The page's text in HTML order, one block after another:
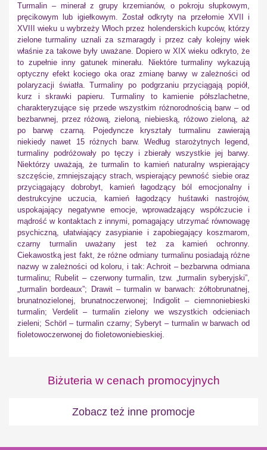
Turmalin – minerał z grupy krzemianów, o pokroju słupkowym,
pręcikowym lub igiełkowym. Został odkryty na przełomie XVII i
XVIII wieku u wybrzeży Włoch przez holenderskich kupców, którzy
zielone turmaliny uznali za szmaragdy i przez cały kolejny wiek
właśnie za takowe były uważane. Dopiero w XIX wieku odkryto, że
to zupełnie inny gatunek minerału. Niektóre turmaliny wykazują
optyczny efekt kociego oka oraz zmianę barwy w zależności od
polaryzacji światła. Turmaliny po podgrzaniu przyciągają popiół,
kurz i skrawki papieru. Turmaliny to kamienie półszlachetne,
charakteryzujące się przede wszystkim różnorodnością barw – od
bezbarwnej, przez różową, zieloną, niebieską, różowo zieloną, aż
po barwę czarną. Pojedyncze kryształy turmalinu zawierają
niekiedy nawet 15 różnych barw. Według starożytnych legend,
turmaliny podróżowały po tęczy i zbierały wszystkie jej barwy.
Niektórzy uważają, że turmalin to kamień naturalny wspierający
szczęście, zmniejszający strach, wspierający pewność siebie oraz
przyciągający dobrobyt, kamień łagodzący ból emocjonalny i
destrukcyjne uczucia, kamień łagodzący huśtawki nastrojów,
uspokajający negatywne emocje, wprowadzający współczucie i
mądrość w kontaktach z innymi, pomagający utrzymać równowagę
psychiczną, ułatwiający zasypianie i zapobiegający koszmarom,
czarny turmalin uważany jest też za kamień ochronny.
Ciekawostką jest fakt, że różne odmiany turmalinu posiadają różne
nazwy w zależności od koloru, i tak: Achroit – bezbarwna odmiana
turmalinu; Rubelit – czerwony turmalin, tzw. „turmalin syberyjski”,
„turmalin bordeaux”; Drawit – turmalin w barwach: żółtobrunatnej,
brunatnozielonej, brunatnoczerwonej; Indigolit – ciemnoniebieski
turmalin; Verdelit – turmalin zielony we wszystkich odcieniach
zieleni; Schörl – turmalin czarny; Syberyt – turmalin w barwach od
fioletowoczerwonej do fioletowoniebieskiej.
Biżuteria w cenach promocyjnych
Zobacz też inne promocje